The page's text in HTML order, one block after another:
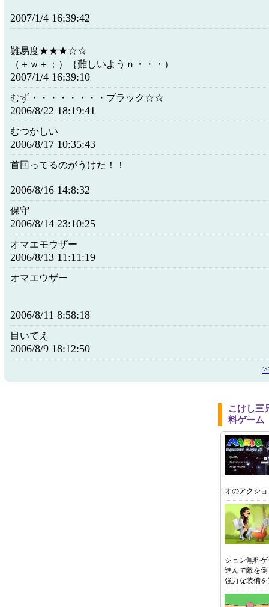
2007/1/4 16:39:42
難易度★★★☆☆
（＋ｗ＋；）｛難しいようｎ・・・）
2007/1/4 16:39:10
むず・・・・・・・・ブラック☆☆
2006/8/22 18:19:41
むつかしい
2006/8/17 10:35:43
首回ってるのがうけた！！
2006/8/16 14:8:32
保守
2006/8/14 23:10:25
オマエモウザー
2006/8/13 11:11:19
オマエウザー
2006/8/11 8:58:18
目いてえ
2006/8/9 18:12:50
こけし三
料ゲーム
オのアクシ
ション無料
進んで敵を
強力な装備